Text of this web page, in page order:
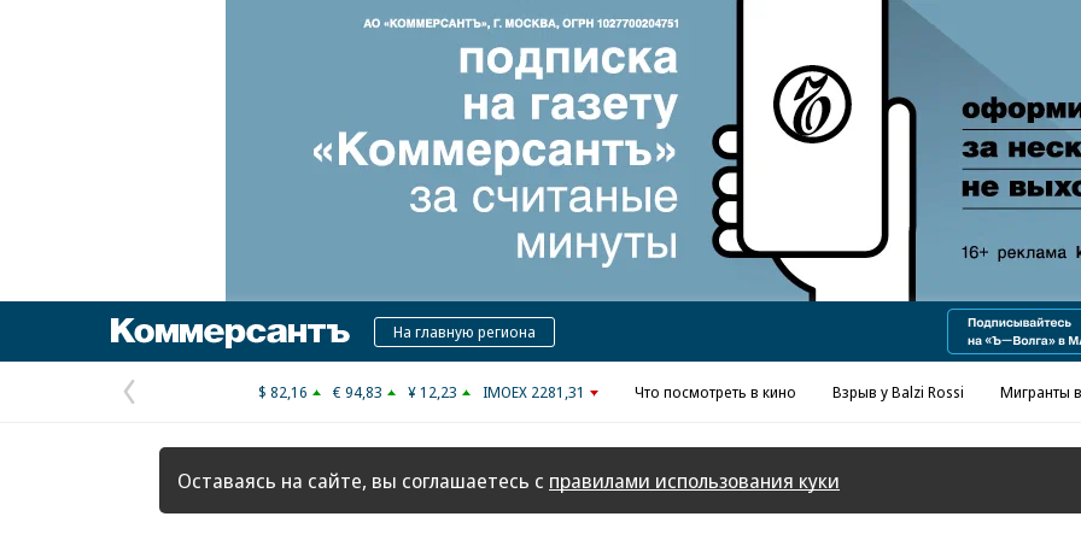
Реклама в «Ъ» www.kommersant.ru/ad
КоммерсантъНа главную региона
Предыдущая
страница
$ 82,16 € 94,83 ¥ 12,23 IMOEX 2281,31 Что посмотреть в кино Взрыв у Balzi Rossi Мигранты
Оставаясь на сайте, вы соглашаетесь с правилами использования куки